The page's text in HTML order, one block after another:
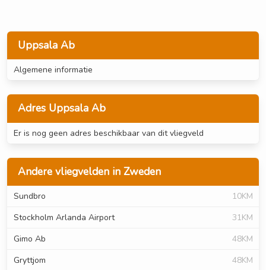
Uppsala Ab
Algemene informatie
Adres Uppsala Ab
Er is nog geen adres beschikbaar van dit vliegveld
Andere vliegvelden in Zweden
Sundbro
10KM
Stockholm Arlanda Airport
31KM
Gimo Ab
48KM
Gryttjom
48KM